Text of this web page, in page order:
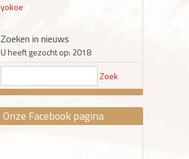
yokoe
Zoeken in nieuws
U heeft gezocht op: 2018
Zoek
Onze Facebook pagina